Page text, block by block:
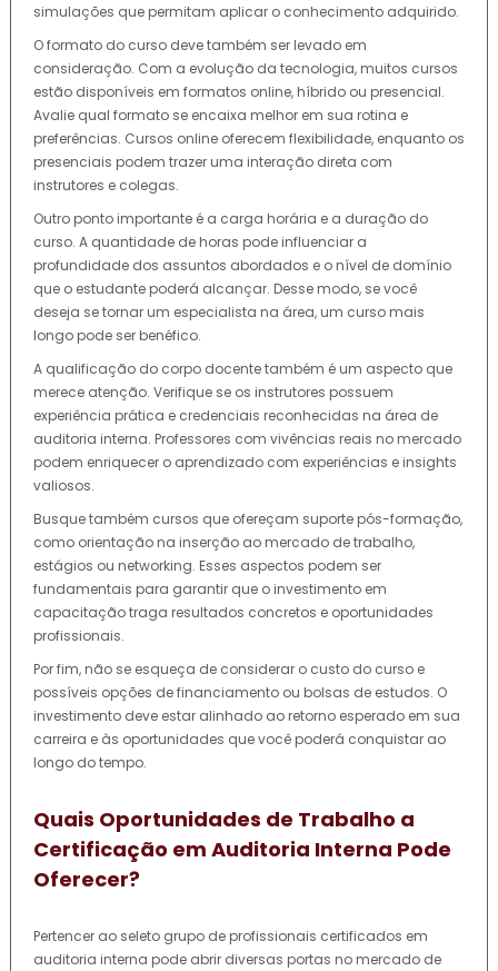
simulações que permitam aplicar o conhecimento adquirido.
O formato do curso deve também ser levado em
consideração. Com a evolução da tecnologia, muitos cursos
estão disponíveis em formatos online, híbrido ou presencial.
Avalie qual formato se encaixa melhor em sua rotina e
preferências. Cursos online oferecem flexibilidade, enquanto os
presenciais podem trazer uma interação direta com
instrutores e colegas.
Outro ponto importante é a carga horária e a duração do
curso. A quantidade de horas pode influenciar a
profundidade dos assuntos abordados e o nível de domínio
que o estudante poderá alcançar. Desse modo, se você
deseja se tornar um especialista na área, um curso mais
longo pode ser benéfico.
A qualificação do corpo docente também é um aspecto que
merece atenção. Verifique se os instrutores possuem
experiência prática e credenciais reconhecidas na área de
auditoria interna. Professores com vivências reais no mercado
podem enriquecer o aprendizado com experiências e insights
valiosos.
Busque também cursos que ofereçam suporte pós-formação,
como orientação na inserção ao mercado de trabalho,
estágios ou networking. Esses aspectos podem ser
fundamentais para garantir que o investimento em
capacitação traga resultados concretos e oportunidades
profissionais.
Por fim, não se esqueça de considerar o custo do curso e
possíveis opções de financiamento ou bolsas de estudos. O
investimento deve estar alinhado ao retorno esperado em sua
carreira e às oportunidades que você poderá conquistar ao
longo do tempo.
Quais Oportunidades de Trabalho a
Certificação em Auditoria Interna Pode
Oferecer?
Pertencer ao seleto grupo de profissionais certificados em
auditoria interna pode abrir diversas portas no mercado de